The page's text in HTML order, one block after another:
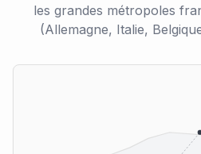
les grandes métropoles
(Allemagne, Italie,